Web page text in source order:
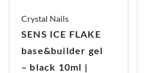
Crystal Nails
SENS ICE FLAKE
base&builder gel
– black 10ml |